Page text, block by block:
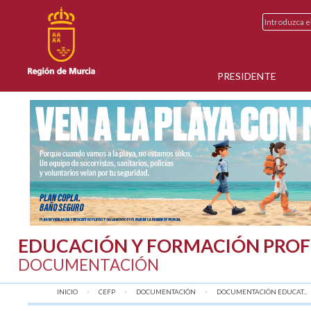
PRESIDENTE
EDUCACIÓN Y FORMACIÓN
DOCUMENTACIÓN
INICIO CEFP DOCUMENTACIÓN DOCUMENTACIÓN EDUCAT...